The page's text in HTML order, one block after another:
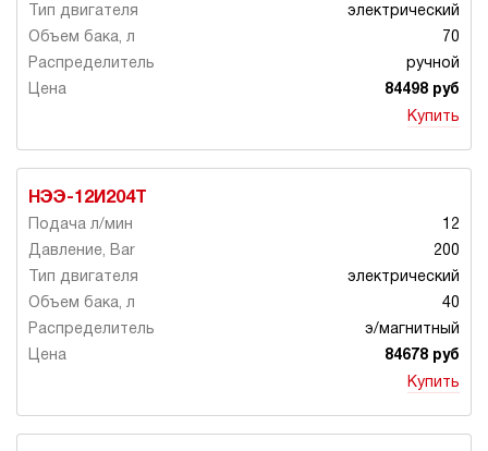
электрический
70
ручной
84498 руб
Купить
НЭЭ-12И204Т
12
200
электрический
40
э/магнитный
84678 руб
Купить